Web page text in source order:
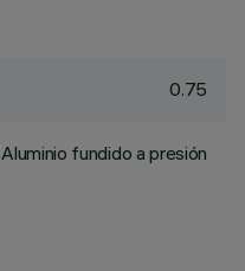
0.75
Aluminio fundido a presión